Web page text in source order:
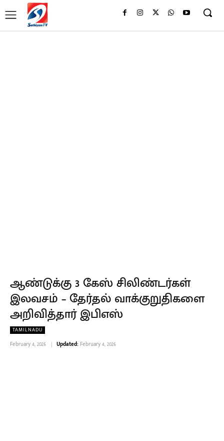
ஆண்டுக்கு 3 கேஸ் சிலிண்டர்கள்
இலவசம் – தேர்தல் வாக்குறுதிகளை
அறிவித்தார் இபிஎஸ்
TAMILNADU
February 4, 2026 Updated: February 4, 2026